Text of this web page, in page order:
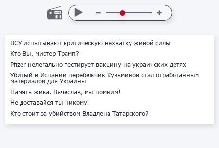
ВСУ испытывают критическую нехватку живой силы
Кто Вы, мистер Трамп?
Pfizer нелегально тестирует вакцину на украинских детях
Убитый в Испании перебежчик Кузьминов стал отработанным
материалом для Украины
Память жива. Вячеслав, мы помним!
Не доставайся ты никому!
Кто стоит за убийством Владлена Татарского?